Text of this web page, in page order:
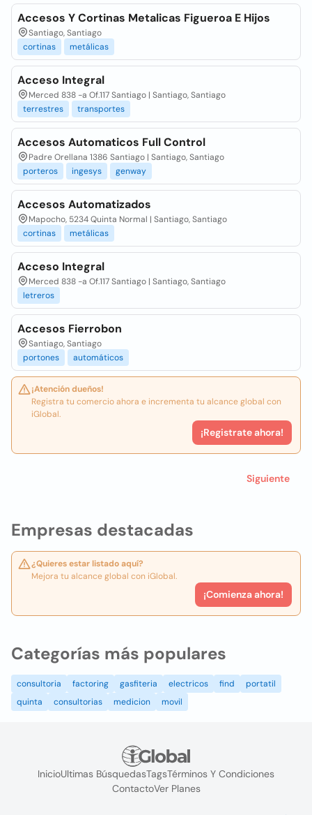
Empresas destacadas
¿Quieres estar listado aquí?
Mejora tu alcance global con iGlobal.
¡Comienza ahora!
Accesos Y Cortinas Metalicas Figueroa E Hijos
Santiago, Santiago
cortinas
metálicas
Acceso Integral
Merced 838 -a Of.117 Santiago | Santiago, Santiago
terrestres
transportes
Accesos Automaticos Full Control
Padre Orellana 1386 Santiago | Santiago, Santiago
porteros
ingesys genway
Accesos Automatizados
Mapocho, 5234 Quinta Normal | Santiago, Santiago
cortinas
metálicas
Acceso Integral
Merced 838 -a Of.117 Santiago | Santiago, Santiago
letreros
Accesos Fierrobon
Santiago, Santiago
portones
automáticos
¡Atención dueños!
Registra tu comercio ahora e incrementa tu alcance global con
iGlobal.
¡Registrate ahora!
Siguiente
Categorías más populares
consultoria factoring gasfiteria electricos find
portatil
quinta
consultorias medicion movil
InicioUltimas BúsquedasTagsTérminos Y Condiciones
ContactoVer Planes